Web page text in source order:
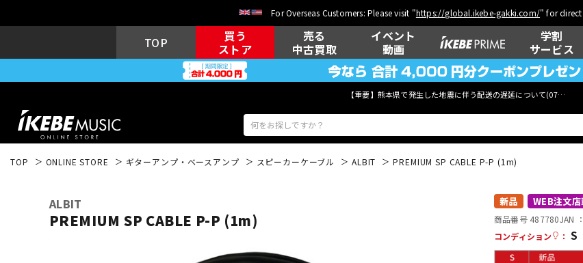
For Overseas Customers: Please visit "https://global.ikebe-gakki.com/" for
TOP
買う
ストア
売る
中古買取
イベント
動画
学割
サービス
【重要】熊本県で発生した地震に伴う配送の遅延について(07月29日
ウクレレ
電子ピアノ その他楽器
TOP ONLINE STORE ギターアンプ・ベースアンプ スピーカーケーブル ALBIT PREMIUM SP CABLE P-P (1m)
ALBIT
PREMIUM SP CABLE P-P (1m)
新品 WEB注文
商品番号 487780JAN ：
コンディション
： S